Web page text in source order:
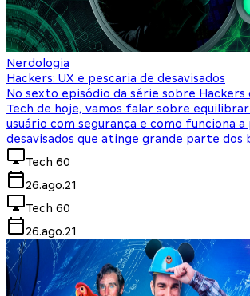
Nerdologia
Hackers: UX e pescaria de desavisados
No sexto episódio da série sobre Hackers
Tech de hoje, vamos falar sobre
usuário com segurança e como funciona a
desavisados que atinge grande parte dos
Tech 60
26.ago.21
Tech 60
26.ago.21